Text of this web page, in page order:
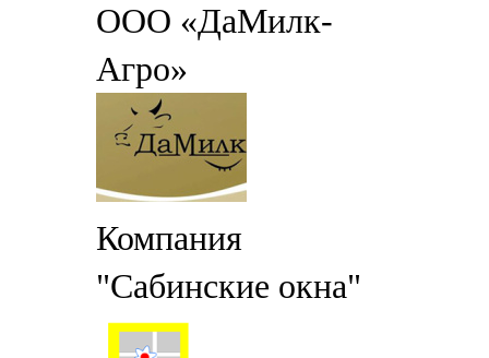
ООО «ДаМилк-
Агро»
Компания
"Сабинские окна"